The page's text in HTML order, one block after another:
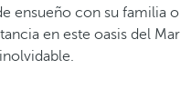
ensueño con su familia o
en este oasis del Mar